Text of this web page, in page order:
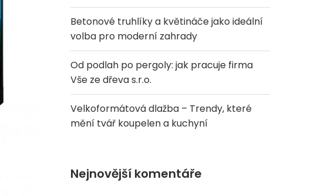
Betonové truhlíky a květináče jako ideální
volba pro moderní zahrady
Od podlah po pergoly: jak pracuje firma
Vše ze dřeva s.r.o.
Velkoformátová dlažba – Trendy, které
mění tvář koupelen a kuchyní
Nejnovější komentáře